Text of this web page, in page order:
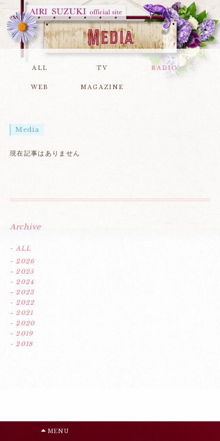
ALL TV RADIO
WEB MAGAZINE
Media
現在記事はありません
Archive
- ALL
- 2026
- 2025
- 2024
- 2023
- 2022
- 2021
- 2020
- 2019
- 2018
MENU